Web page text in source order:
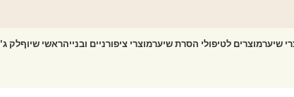
שיערמוצרים לטיפולי הסרת שיערמוצרי ציפורניים ובנייהראשי שיוףלק